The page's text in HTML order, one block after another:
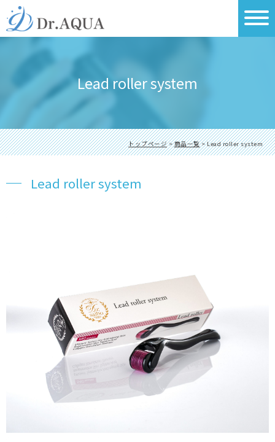
Lead roller system
トップページ>商品一覧> Lead roller system
Lead roller system